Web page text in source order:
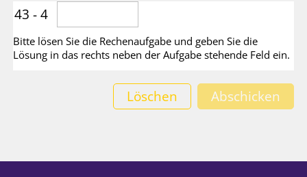
43 - 4
Bitte lösen Sie die Rechenaufgabe und geben Sie die
Lösung in das rechts neben der Aufgabe stehende Feld ein.
Löschen Abschicken